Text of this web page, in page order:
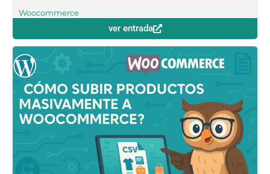
Woocommerce
ver entrada